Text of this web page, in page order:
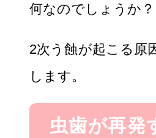
何なのでしょうか？
2次う蝕が起こる原
します。
虫歯が再発